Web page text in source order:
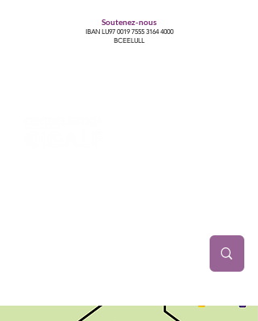
Soutenez-nous
IBAN LU97 0019 7555 3164 4000
BCEELULL